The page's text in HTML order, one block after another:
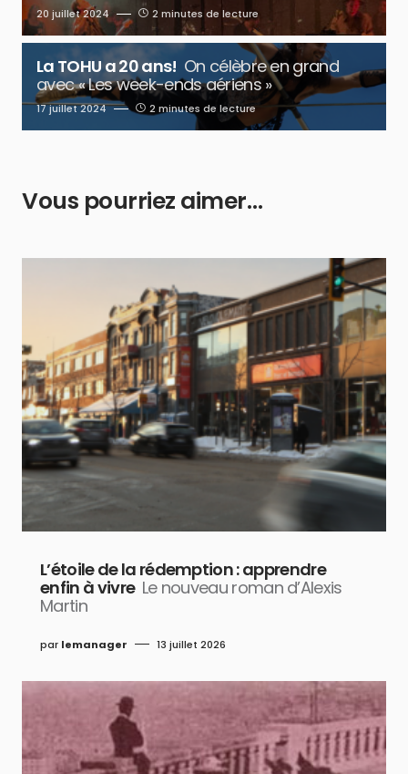
20 juillet 2024 2 minutes de lecture
La TOHU a 20 ans! On célèbre en grand
avec « Les week-ends aériens »
17 juillet 2024 2 minutes de lecture
Vous pourriez aimer…
L’étoile de la rédemption : apprendre
enfin à vivre Le nouveau roman d’Alexis
Martin
par lemanager 13 juillet 2026